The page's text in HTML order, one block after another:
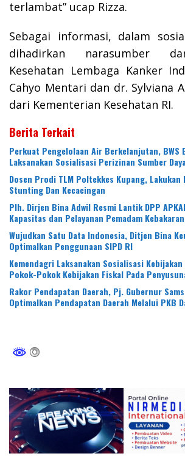
terlambat” ucap Rizza.
Sebagai informasi, dalam
dihadirkan narasumber
Kesehatan Lembaga Kanker
Cahyo Mentari dan dr. Sylviana
dari Kementerian Kesehatan RI.
Berita Terkait
Perkuat Pengelolaan Air Berkelanjutan, BWS
Laksanakan Sosialisasi Perizinan Sumber
Dosen Prodi TLM Poltekkes Kupang,
Stunting Dan Kecacingan
Plh. Dirjen Bina Adwil Resmi Lantik DPP
Kapasitas dan Pelayanan Pemadam
Wujudkan Satu Data Indonesia, Ditjen Bina
Optimalkan Penggunaan SIPD RI
Kemendagri Laksanakan Sosialisasi
Pokok-Pokok Kebijakan Fiskal Pada
Rakor Pendapatan Daerah, Pj. Gubernur
Optimalkan Pendapatan Daerah Melalui PKB